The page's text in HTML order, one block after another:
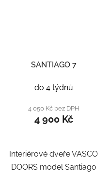
SANTIAGO 7
do 4 týdnů
4 050 Kč bez DPH
4 900 Kč
Interiérové dveře VASCO
DOORS model Santiago